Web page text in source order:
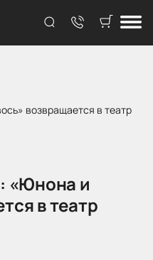
возвращается в театр
«Юнона и
в театр